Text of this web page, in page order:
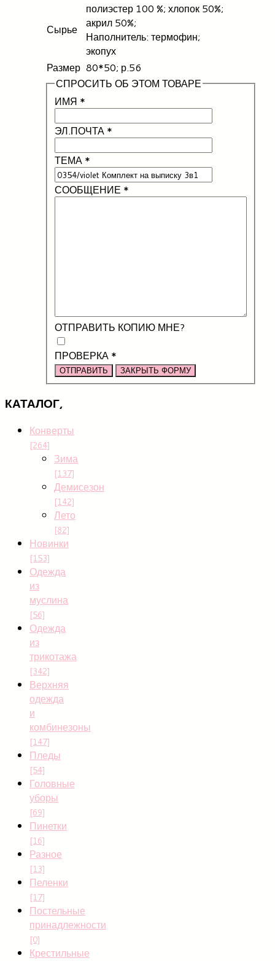
Сырье
полиэстер 100 %; хлопок 50%;
акрил 50%;
Наполнитель: термофин;
экопух
Размер 80*50; р.56
СПРОСИТЬ ОБ ЭТОМ ТОВАРЕ
ИМЯ *
ЭЛ.ПОЧТА*
ТЕМА*
СООБЩЕНИЕ *
ОТПРАВИТЬ КОПИЮ МНЕ?
ПРОВЕРКА*
ОТПРАВИТЬ ЗАКРЫТЬ ФОРМУ
КАТАЛОГ,
Конверты
[264]
Зима
[137]
Демисезон
[142]
Лето
[82]
Новинки
[153]
Одежда
из
муслина
[56]
Одежда
из
трикотажа
[342]
Верхняя
одежда
и
комбинезоны
[147]
Пледы
[54]
Головные
уборы
[69]
Пинетки
[16]
Разное
[13]
Пеленки
[17]
Постельные
принадлежности
[0]
Крестильные